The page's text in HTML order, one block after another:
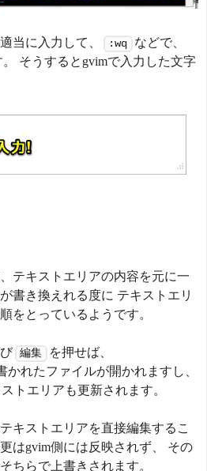
当に入力して、 :wq などで、
。 そうするとgvimで入力した文字
テキストエリアの内容を元に一
書き換えれる度に テキストエリ
をとっているようです。
編集 を押せば、
かれたファイルが開かれますし、
トエリアも更新されます。
キストエリアを直接編集するこ
はgvim側には反映されず、 その
ちらで上書きされます。